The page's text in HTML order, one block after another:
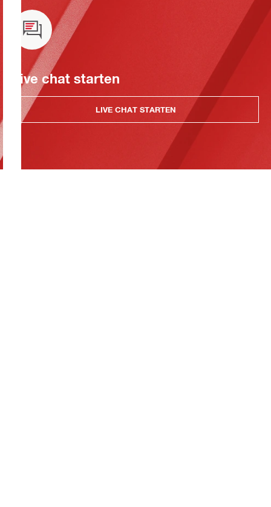
Live chat starten
LIVE CHAT STARTEN